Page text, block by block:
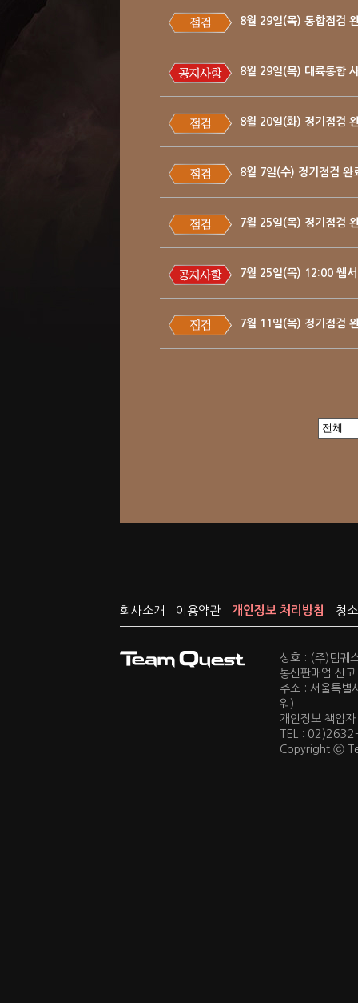
8월 29일(목) 통합점검
8월 29일(목) 대륙통합
8월 20일(화) 정기점검
8월 7일(수) 정기점검 완
7월 25일(목) 정기점검
7월 25일(목) 12:00 웹
7월 11일(목) 정기점검
회사소개 이용약관 개인정보 처리방침 청
상호 : (주)팀퀘
통신판매업 신
주소 : 서울특
워)
개인정보 책
TEL :
Copyright ⓒ